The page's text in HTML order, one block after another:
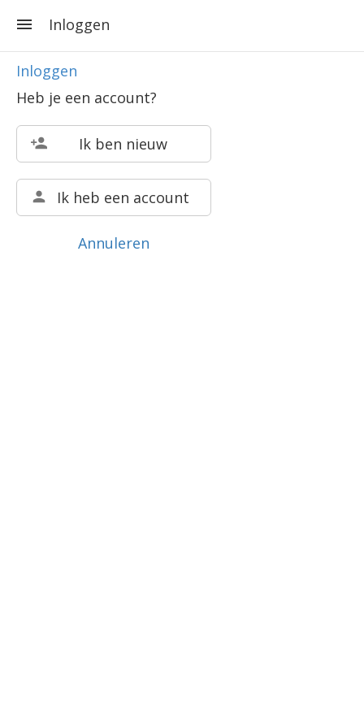
Inloggen
Inloggen
Heb je een account?
Ik ben nieuw
Ik heb een account
Annuleren